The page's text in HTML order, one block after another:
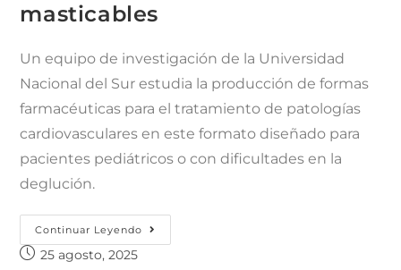
masticables
Un equipo de investigación de la Universidad
Nacional del Sur estudia la producción de formas
farmacéuticas para el tratamiento de patologías
cardiovasculares en este formato diseñado para
pacientes pediátricos o con dificultades en la
deglución.
Continuar Leyendo
25 agosto, 2025